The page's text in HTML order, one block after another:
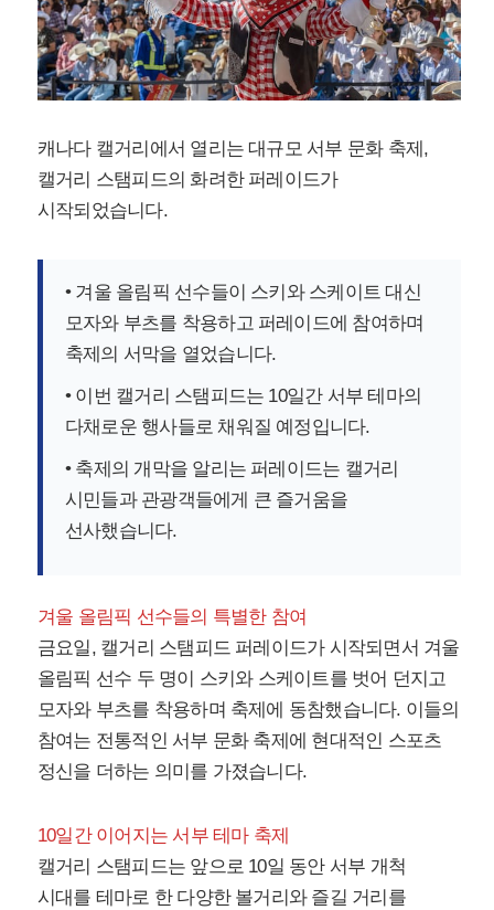
캐나다 캘거리에서 열리는 대규모 서부 문화 축제,
캘거리 스탬피드의 화려한 퍼레이드가
시작되었습니다.
• 겨울 올림픽 선수들이 스키와 스케이트 대신
모자와 부츠를 착용하고 퍼레이드에 참여하며
축제의 서막을 열었습니다.
• 이번 캘거리 스탬피드는 10일간 서부 테마의
다채로운 행사들로 채워질 예정입니다.
• 축제의 개막을 알리는 퍼레이드는 캘거리
시민들과 관광객들에게 큰 즐거움을
선사했습니다.
겨울 올림픽 선수들의 특별한 참여
금요일, 캘거리 스탬피드 퍼레이드가 시작되면서 겨울
올림픽 선수 두 명이 스키와 스케이트를 벗어 던지고
모자와 부츠를 착용하며 축제에 동참했습니다. 이들의
참여는 전통적인 서부 문화 축제에 현대적인 스포츠
정신을 더하는 의미를 가졌습니다.
10일간 이어지는 서부 테마 축제
캘거리 스탬피드는 앞으로 10일 동안 서부 개척
시대를 테마로 한 다양한 볼거리와 즐길 거리를